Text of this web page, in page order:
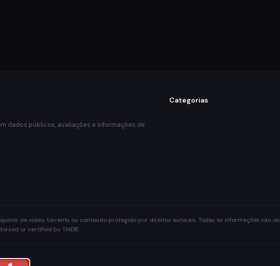
dados públicos, avaliações e informações de
Categorias
de vídeo, torrents ou conteúdo protegido por direitos autorais. Todas as informações são
or certified by TMDB.